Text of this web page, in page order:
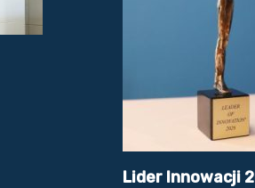
Lider Innowacji